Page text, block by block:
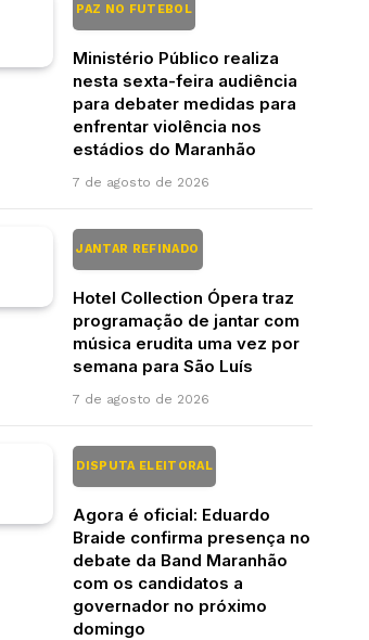
PAZ NO FUTEBOL
Ministério Público realiza
nesta sexta-feira audiência
para debater medidas para
enfrentar violência nos
estádios do Maranhão
7 de agosto de 2026
JANTAR REFINADO
Hotel Collection Ópera traz
programação de jantar com
música erudita uma vez por
semana para São Luís
7 de agosto de 2026
DISPUTA ELEITORAL
Agora é oficial: Eduardo
Braide confirma presença no
debate da Band Maranhão
com os candidatos a
governador no próximo
domingo